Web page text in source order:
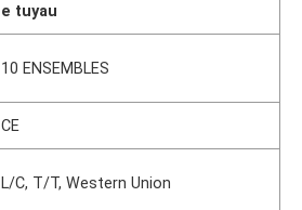
e tuyau
10 ENSEMBLES
CE
L/C, T/T, Western Union